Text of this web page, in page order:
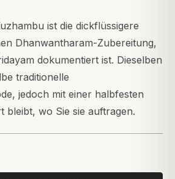
ist die dickflüssigere
Dhanwantharam-Zubereitung,
dokumentiert ist. Dieselben
traditionelle
jedoch mit einer halbfesten
bleibt, wo Sie sie auftragen.